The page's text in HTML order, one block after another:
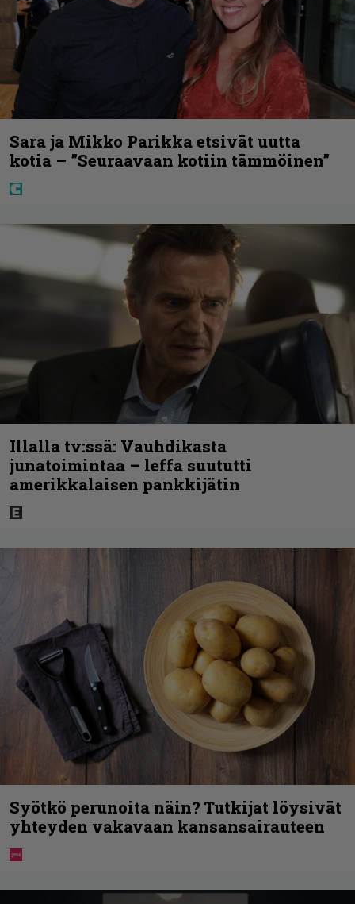
Sara ja Mikko Parikka etsivät uutta
kotia – ”Seuraavaan kotiin tämmöinen”
Illalla tv:ssä: Vauhdikasta
junatoimintaa – leffa suututti
amerikkalaisen pankkijätin
Syötkö perunoita näin? Tutkijat löysivät
yhteyden vakavaan kansansairauteen